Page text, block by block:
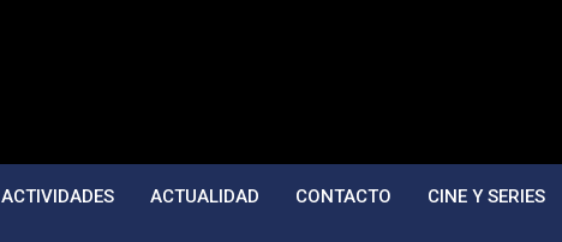
ACTIVIDADES ACTUALIDAD CONTACTO CINE Y SERIES